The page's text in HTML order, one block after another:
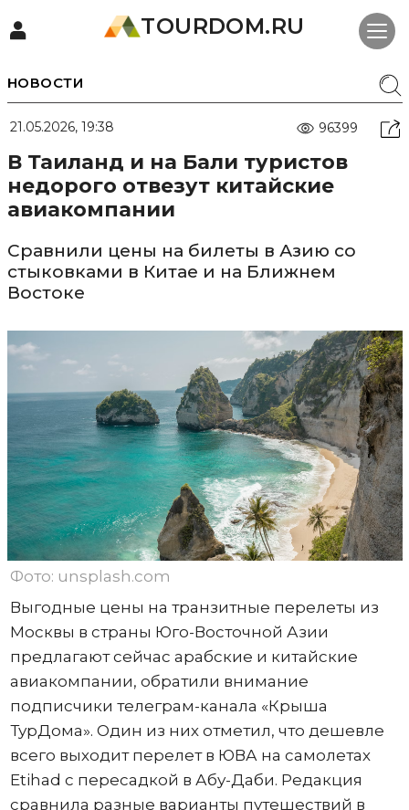
TOURDOM.RU
НОВОСТИ
21.05.2026, 19:38 96399
В Таиланд и на Бали туристов
недорого отвезут китайские
авиакомпании
Сравнили цены на билеты в Азию со
стыковками в Китае и на Ближнем
Востоке
Фото: unsplash.com
Выгодные цены на транзитные перелеты из
Москвы в страны Юго-Восточной Азии
предлагают сейчас арабские и китайские
авиакомпании, обратили внимание
подписчики телеграм-канала «Крыша
ТурДома». Один из них отметил, что дешевле
всего выходит перелет в ЮВА на самолетах
Etihad с пересадкой в Абу-Даби. Редакция
сравнила разные варианты путешествий в